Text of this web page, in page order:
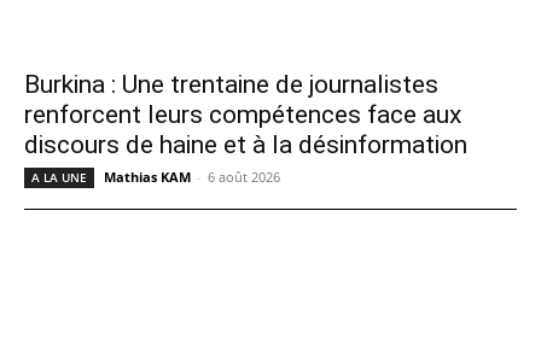
Burkina : Une trentaine de journalistes
renforcent leurs compétences face aux
discours de haine et à la désinformation
A LA UNE Mathias KAM - 6 août 2026